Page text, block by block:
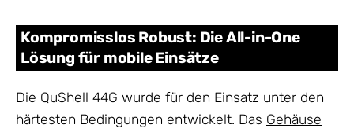
Kompromisslos Robust: Die All-in-One
Lösung für mobile Einsätze
Die QuShell 44G wurde für den Einsatz unter den
härtesten Bedingungen entwickelt. Das Gehäuse